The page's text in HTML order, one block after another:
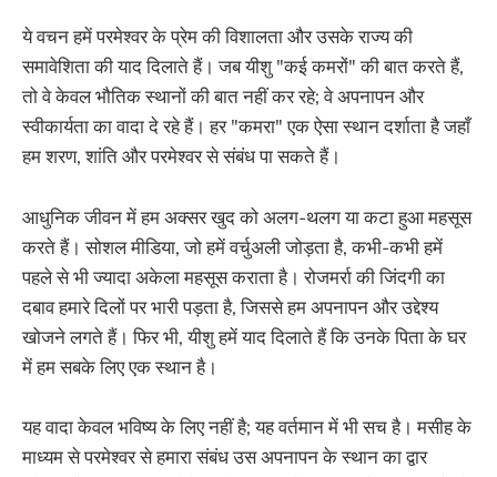
ये वचन हमें परमेश्वर के प्रेम की विशालता और उसके राज्य की
समावेशिता की याद दिलाते हैं। जब यीशु "कई कमरों" की बात करते हैं,
तो वे केवल भौतिक स्थानों की बात नहीं कर रहे; वे अपनापन और
स्वीकार्यता का वादा दे रहे हैं। हर "कमरा" एक ऐसा स्थान दर्शाता है जहाँ
हम शरण, शांति और परमेश्वर से संबंध पा सकते हैं।
आधुनिक जीवन में हम अक्सर खुद को अलग-थलग या कटा हुआ महसूस
करते हैं। सोशल मीडिया, जो हमें वर्चुअली जोड़ता है, कभी-कभी हमें
पहले से भी ज्यादा अकेला महसूस कराता है। रोजमर्रा की जिंदगी का
दबाव हमारे दिलों पर भारी पड़ता है, जिससे हम अपनापन और उद्देश्य
खोजने लगते हैं। फिर भी, यीशु हमें याद दिलाते हैं कि उनके पिता के घर
में हम सबके लिए एक स्थान है।
यह वादा केवल भविष्य के लिए नहीं है; यह वर्तमान में भी सच है। मसीह के
माध्यम से परमेश्वर से हमारा संबंध उस अपनापन के स्थान का द्वार